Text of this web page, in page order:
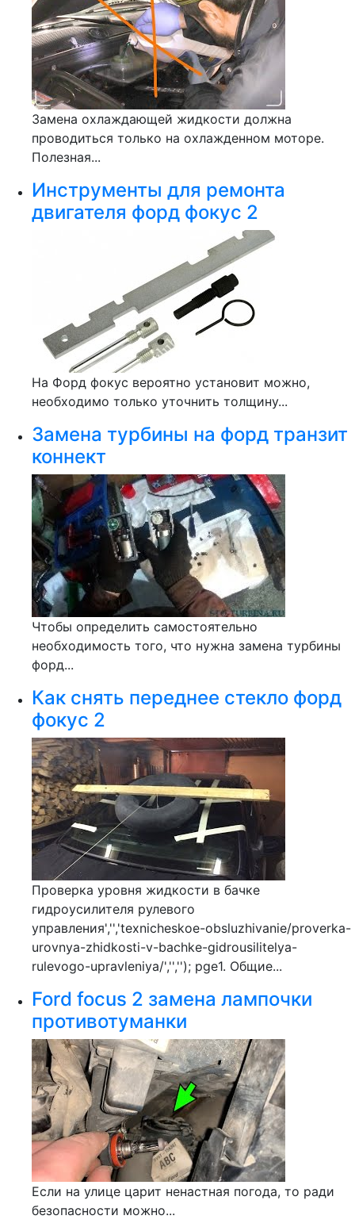
Замена охлаждающей жидкости должна
проводиться только на охлажденном моторе.
Полезная...
Инструменты для ремонта
двигателя форд фокус 2
На Форд фокус вероятно установит можно,
необходимо только уточнить толщину...
Замена турбины на форд транзит
коннект
Чтобы определить самостоятельно
необходимость того, что нужна замена турбины
форд...
Как снять переднее стекло форд
фокус 2
Проверка уровня жидкости в бачке
гидроусилителя рулевого
управления','','texnicheskoe-obsluzhivanie/proverka-
urovnya-zhidkosti-v-bachke-gidrousilitelya-
rulevogo-upravleniya/','',''); pge1. Общие...
Ford focus 2 замена лампочки
противотуманки
Если на улице царит ненастная погода, то ради
безопасности можно...